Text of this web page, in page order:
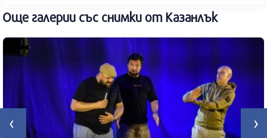
Още галерии със снимки от Казанлък
‹ ›